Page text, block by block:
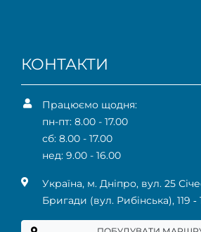
КОНТАКТИ
Працюємо щодня:
пн-пт: 8.00 - 17.00
сб: 8.00 - 17.00
нед: 9.00 - 16.00
Українa, м. Дніпро, вул. 25
Бригади (вул. Рибінська), 119 ‑